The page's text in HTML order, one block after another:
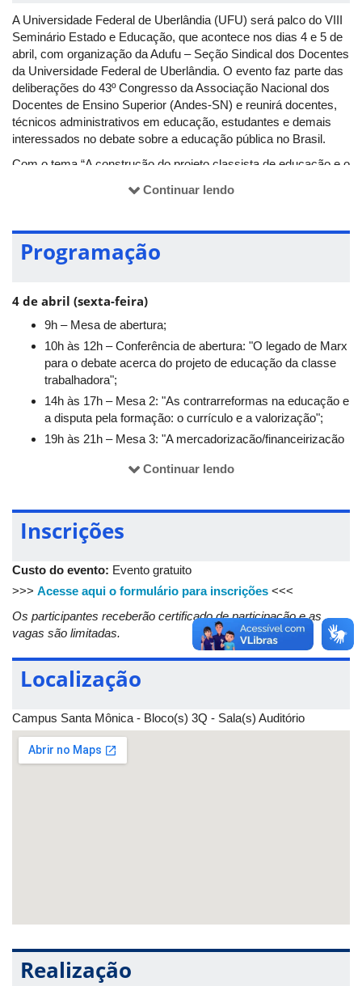
A Universidade Federal de Uberlândia (UFU) será palco do VIII
Seminário Estado e Educação, que acontece nos dias 4 e 5 de
abril, com organização da Adufu – Seção Sindical dos Docentes
da Universidade Federal de Uberlândia. O evento faz parte das
deliberações do 43º Congresso da Associação Nacional dos
Docentes de Ensino Superior (Andes-SN) e reunirá docentes,
técnicos administrativos em educação, estudantes e demais
interessados no debate sobre a educação pública no Brasil.
Com o tema “A construção do projeto classista de educação e o
abordará os impactos das reformas educacionais nas
instituições públicas.
A programação contará com conferências, mesas de debate e
Continuar lendo
Programação
4 de abril (sexta-feira)
9h – Mesa de abertura;
10h às 12h – Conferência de abertura: "O legado de Marx
para o debate acerca do projeto de educação da classe
trabalhadora";
14h às 17h – Mesa 2: "As contrarreformas na educação e
a disputa pela formação: o currículo e a valorização";
19h às 21h – Mesa 3: "A mercadorização/financeirização
5 de abril (sábado)
9h às 12h – Mesa 4: "Plano Nacional de Educação:
pública";
14h às 16h – Grupos de Trabalho;
16h às 17h – Plenária de encerramento.
Continuar lendo
Inscrições
Custo do evento: Evento gratuito
>>> Acesse aqui o formulário para inscrições <<<
Os participantes receberão certificado de participação e as
vagas são limitadas.
Localização
Campus Santa Mônica - Bloco(s) 3Q - Sala(s) Auditório
Realização